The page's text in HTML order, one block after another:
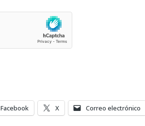
Facebook X Correo electrónico